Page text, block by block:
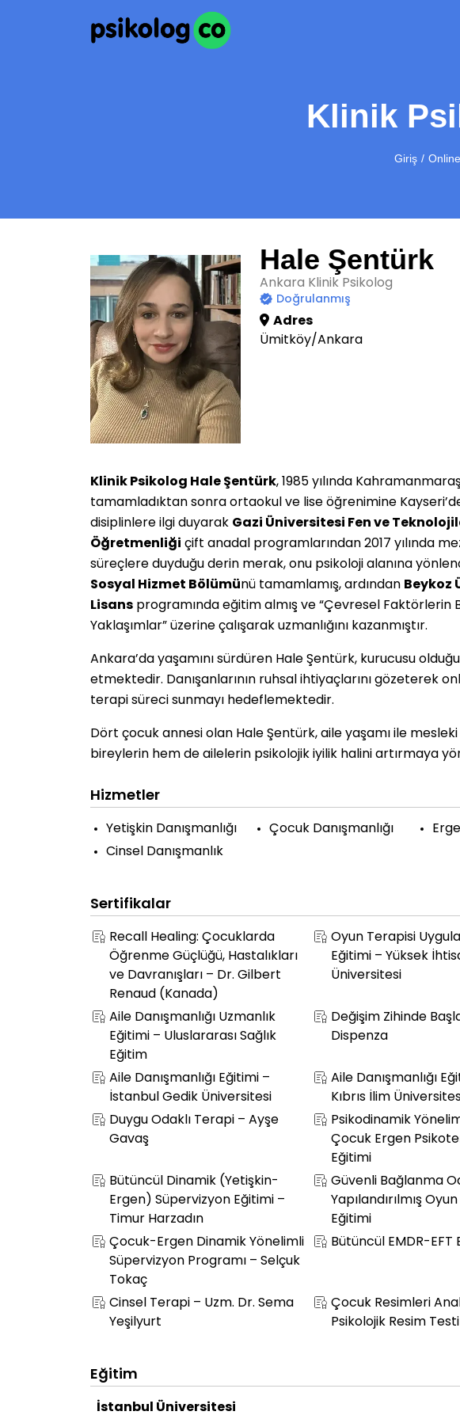
Klinik
Giriş
Hale Şentürk
Ankara Klinik Psikolog
Doğrulanmış
Adres
Ümitköy/Ankara
Klinik Psikolog Hale Şentürk, 1985 yılında
tamamladıktan sonra ortaokul ve lise öğrenimine
disiplinlere ilgi duyarak Gazi Üniversitesi Fen ve
Öğretmenliği çift anadal programlarından 2017 yılında
süreçlere duyduğu derin merak, onu psikoloji alanına
Sosyal Hizmet Bölümünü tamamlamış, ardından Beykoz
Lisans programında eğitim almış ve “Çevresel Faktörlerin
Yaklaşımlar” üzerine çalışarak uzmanlığını kazanmıştır.
Ankara’da yaşamını sürdüren Hale Şentürk, kurucusu
etmektedir. Danışanlarının ruhsal ihtiyaçlarını gözeterek
terapi süreci sunmayı hedeflemektedir.
Dört çocuk annesi olan Hale Şentürk, aile yaşamı ile
bireylerin hem de ailelerin psikolojik iyilik halini artırmaya
Hizmetler
Yetişkin Danışmanlığı Çocuk Danışmanlığı
Cinsel Danışmanlık
Sertifikalar
Recall Healing: Çocuklarda
Öğrenme Güçlüğü, Hastalıkları
ve Davranışları – Dr. Gilbert
Renaud (Kanada)
Oyun Terapisi
Eğitimi – Yüksek
Üniversitesi
Aile Danışmanlığı Uzmanlık
Eğitimi – Uluslararası Sağlık
Eğitim
Değişim Zihinde
Dispenza
Aile Danışmanlığı Eğitimi –
İstanbul Gedik Üniversitesi
Aile Danışmanlığı
Kıbrıs İlim
Duygu Odaklı Terapi – Ayşe
Gavaş
Psikodinamik
Çocuk Ergen
Eğitimi
Bütüncül Dinamik (Yetişkin-
Ergen) Süpervizyon Eğitimi –
Timur Harzadın
Güvenli Bağlanma
Yapılandırılmış
Eğitimi
Çocuk-Ergen Dinamik Yönelimli
Süpervizyon Programı – Selçuk
Tokaç
Bütüncül EMDR-EFT
Cinsel Terapi – Uzm. Dr. Sema
Yeşilyurt
Çocuk Resimleri
Psikolojik Resim
Eğitim
İstanbul Üniversitesi